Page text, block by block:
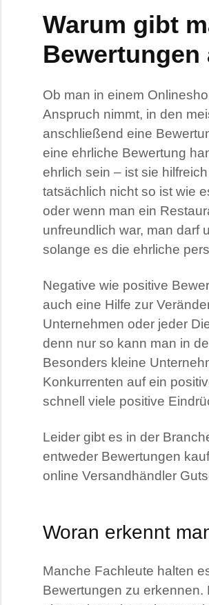
Warum gibt
Bewertungen
Ob man in einem
Anspruch nimmt, in den
anschließend eine
eine ehrliche Bewertung
ehrlich sein – ist sie
tatsächlich nicht so ist wie
oder wenn man ein
unfreundlich war, man darf
solange es die ehrliche
Negative wie positive
auch eine Hilfe zur
Unternehmen oder jeder
denn nur so kann man in
Besonders kleine
Konkurrenten auf ein
schnell viele positive
Leider gibt es in der
entweder Bewertungen
online Versandhändler
Woran erkennt
Manche Fachleute halten
Bewertungen zu